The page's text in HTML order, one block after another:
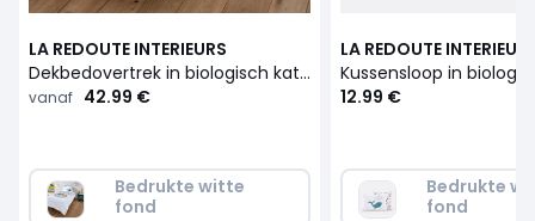
LA REDOUTE INTERIEURS
Dekbedovertrek in biologisch katoen, Earth
vanaf 42.99 €
Bedrukte witte
fond
LA REDOUTE
12.99 €
Bedrukte
fond